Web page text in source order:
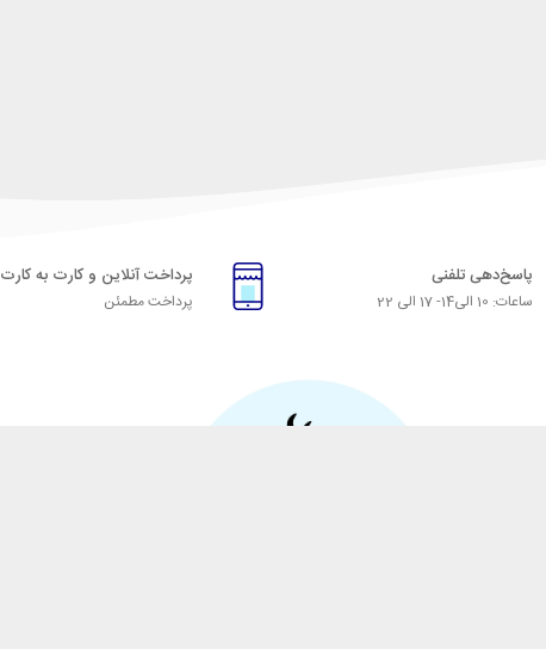
پاسخ‌دهی تلفنی
ساعات: 10 الی14- 17 الی 22
پرداخت آنلاین و کارت به کارت
پرداخت مطمئن